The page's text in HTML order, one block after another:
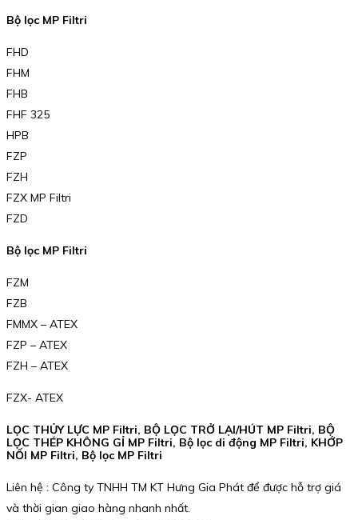
Bộ lọc MP Filtri
FHD
FHM
FHB
FHF 325
HPB
FZP
FZH
FZX MP Filtri
FZD
Bộ lọc MP Filtri
FZM
FZB
FMMX – ATEX
FZP – ATEX
FZH – ATEX
FZX- ATEX
LỌC THỦY LỰC MP Filtri, BỘ LỌC TRỞ LẠI/HÚT MP Filtri, BỘ
LỌC THÉP KHÔNG GỈ MP Filtri, Bộ lọc di động MP Filtri, KHỚP
NỐI MP Filtri, Bộ lọc MP Filtri
Liên hệ : Công ty TNHH TM KT Hưng Gia Phát để được hỗ trợ giá
và thời gian giao hàng nhanh nhất.